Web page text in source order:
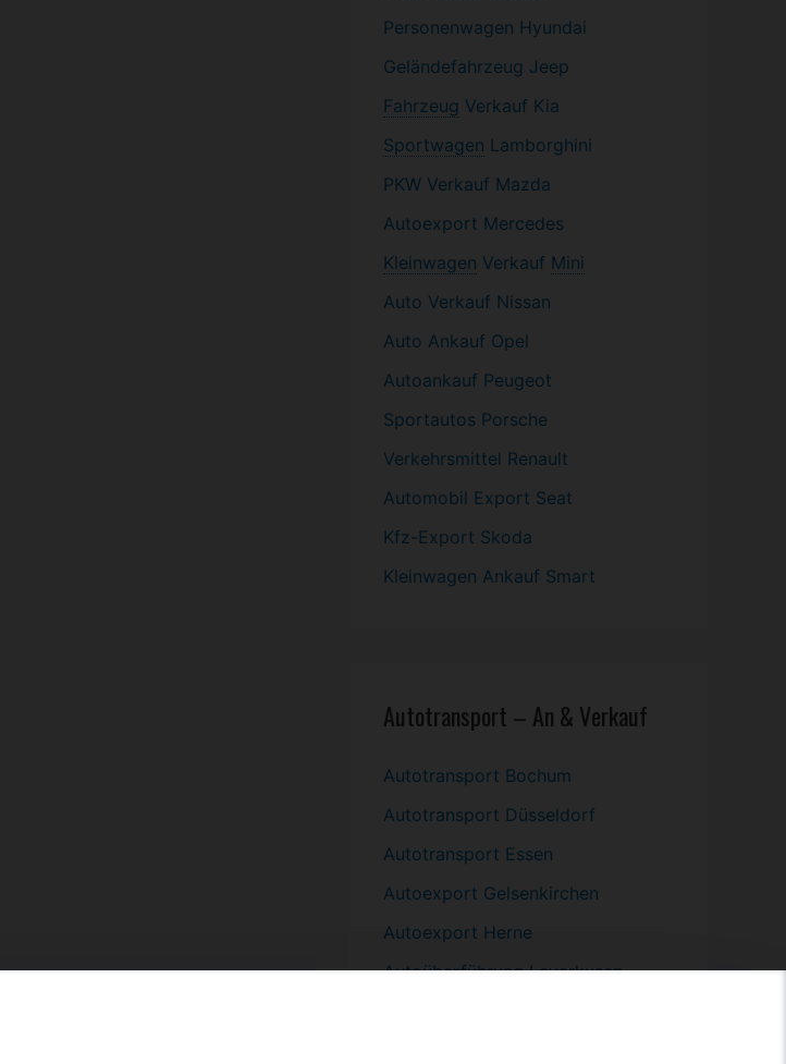
Personenwagen Hyundai
Geländefahrzeug Jeep
Fahrzeug Verkauf Kia
Sportwagen Lamborghini
PKW Verkauf Mazda
Autoexport Mercedes
Kleinwagen Verkauf Mini
Auto Verkauf Nissan
Auto Ankauf Opel
Autoankauf Peugeot
Sportautos Porsche
Verkehrsmittel Renault
Automobil Export Seat
Kfz-Export Skoda
Kleinwagen Ankauf Smart
Autotransport – An & Verkauf
Autotransport Bochum
Autotransport Düsseldorf
Autotransport Essen
Autoexport Gelsenkirchen
Autoexport Herne
Autoüberführung Leverkusen